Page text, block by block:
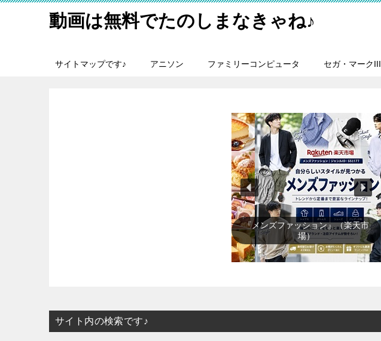
動画は無料でたのしまなきゃね♪
サイトマップです♪ アニソン ファミリーコンピュータ セガ・マークIII
『メンズファッション』（楽天市
場）
サイト内の検索です♪